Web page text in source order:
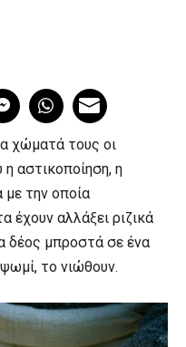
χώματά τους οι
αστικοποίηση, η
με την οποία
έχουν αλλάξει ριζικά
δέος μπροστά σε ένα
το νιώθουν.